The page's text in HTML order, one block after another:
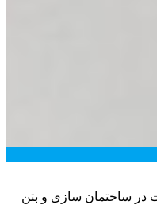
در ساختمان سازی و بتن